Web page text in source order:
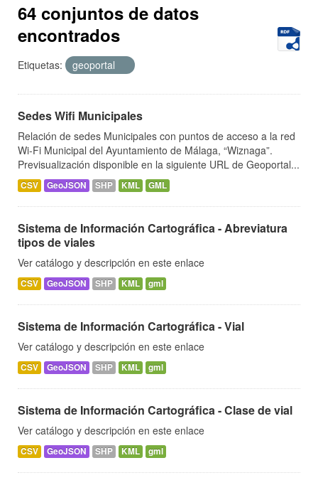
64 conjuntos de datos
encontrados
Etiquetas: geoportal
Sedes Wifi Municipales
Relación de sedes Municipales con puntos de acceso a la red
Wi-Fi Municipal del Ayuntamiento de Málaga, “Wiznaga”.
Previsualización disponible en la siguiente URL de Geoportal...
CSV GeoJSON SHP KML GML
Sistema de Información Cartográfica - Abreviatura
tipos de viales
Ver catálogo y descripción en este enlace
CSV GeoJSON SHP KML gml
Sistema de Información Cartográfica - Vial
Ver catálogo y descripción en este enlace
CSV GeoJSON SHP KML gml
Sistema de Información Cartográfica - Clase de vial
Ver catálogo y descripción en este enlace
CSV GeoJSON SHP KML gml